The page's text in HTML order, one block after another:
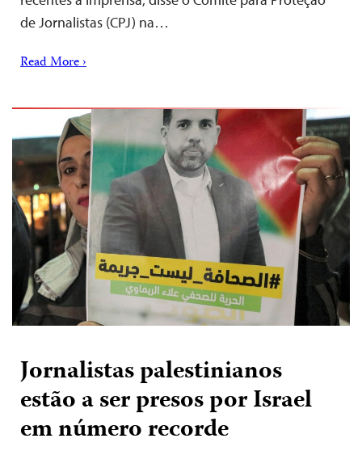
de Jornalistas (CPJ) na…
Read More ›
Jornalistas palestinianos
estão a ser presos por Israel
em número recorde